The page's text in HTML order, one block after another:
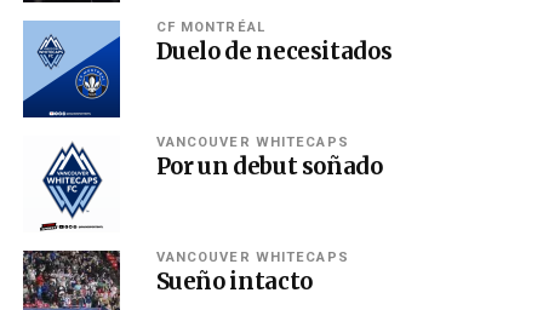
CF MONTRÉAL
Duelo de necesitados
VANCOUVER WHITECAPS
Por un debut soñado
VANCOUVER WHITECAPS
Sueño intacto